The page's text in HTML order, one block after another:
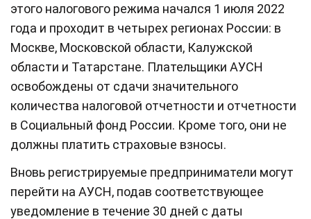
этого налогового режима начался 1 июля 2022
года и проходит в четырех регионах России: в
Москве, Московской области, Калужской
области и Татарстане. Плательщики АУСН
освобождены от сдачи значительного
количества налоговой отчетности и отчетности
в Социальный фонд России. Кроме того, они не
должны платить страховые взносы.
Вновь регистрируемые предприниматели могут
перейти на АУСН, подав соответствующее
уведомление в течение 30 дней с даты